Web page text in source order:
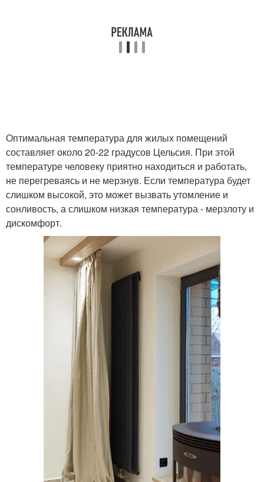
Оптимальная температура для жилых помещений
составляет около 20-22 градусов Цельсия. При этой
температуре человеку приятно находиться и работать,
не перегреваясь и не мерзнув. Если температура будет
слишком высокой, это может вызвать утомление и
сонливость, а слишком низкая температура - мерзлоту и
дискомфорт.